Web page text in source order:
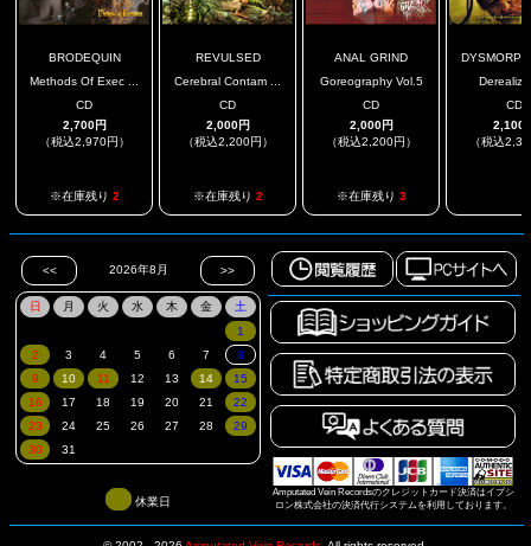
BRODEQUIN
Methods Of Exec ...
CD
2,700円
（税込2,970円）
※在庫残り 2
REVULSED
Cerebral Contam ...
CD
2,000円
（税込2,200円）
※在庫残り 2
ANAL GRIND
Goreography Vol.5
CD
2,000円
（税込2,200円）
※在庫残り 3
CD
2,100
（税込
Amputated Vein Recordsのクレジットカード決済はイプシ
ロン株式会社の決済代行システムを利用しております。
休業日